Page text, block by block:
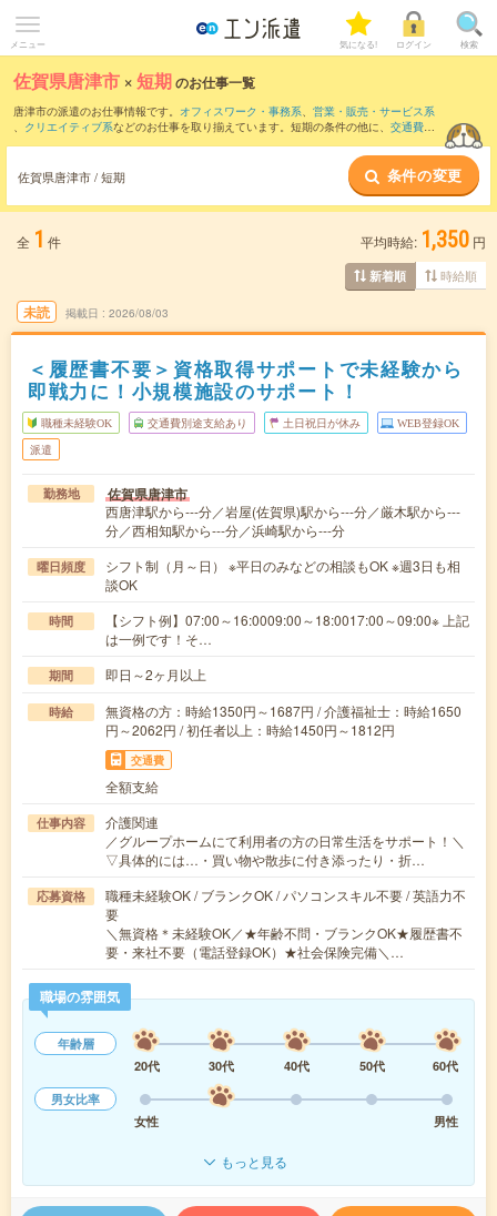
メニュー 気になる! ログイン 検索
佐賀県唐津市 ×短期のお仕事一覧
唐津市の派遣のお仕事情報です。 オフィスワーク・事務系、 営業・販売・サービス系
、 クリエイティブ系などのお仕事を取り揃えています。短期の条件の他に、 交通費別
佐賀県唐津市 / 短期 条件の変更
全 1 件 平均時給: 1,350 円
新着順 時給順
未読 掲載日 2026/08/03
＜履歴書不要＞資格取得サポートで未経験から
即戦力に！小規模施設のサポート！
職種未経験OK 交通費別途支給あり 土日祝日が休み WEB登録OK
派遣
勤務地 佐賀県唐津市
西唐津駅から---分／岩屋(佐賀県)駅から---分／厳木駅から---
分／西相知駅から---分／浜崎駅から---分
曜日頻度
シフト制（月～日） ※平日のみなどの相談もOK ※週3日も相
談OK
時間
【シフト例】07:00～16:0009:00～18:0017:00～09:00※ 上記
は一例です！そ…
期間 即日～2ヶ月以上
時給
無資格の方：時給1350円～1687円 / 介護福祉士：時給1650
円～2062円 / 初任者以上：時給1450円～1812円
交通費
全額支給
仕事内容
介護関連
／グループホームにて利用者の方の日常生活をサポート！＼
▽具体的には…・買い物や散歩に付き添ったり・折…
応募資格
職種未経験OK / ブランクOK / パソコンスキル不要 / 英語力不
要
＼無資格＊未経験OK／★年齢不問・ブランクOK★履歴書不
要・来社不要（電話登録OK）★社会保険完備＼…
職場の雰囲気
年齢層
20代
30代 40代 50代
60代
男女比率
女性
男性
もっと見る